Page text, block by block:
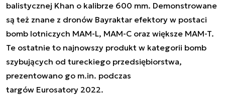
balistycznej Khan o kalibrze 600 mm. Demonstrowane
są też znane z dronów Bayraktar efektory w postaci
bomb lotniczych MAM-L, MAM-C oraz większe MAM-T.
Te ostatnie to najnowszy produkt w kategorii bomb
szybujących od tureckiego przedsiębiorstwa,
prezentowano go m.in. podczas
targów Eurosatory 2022.